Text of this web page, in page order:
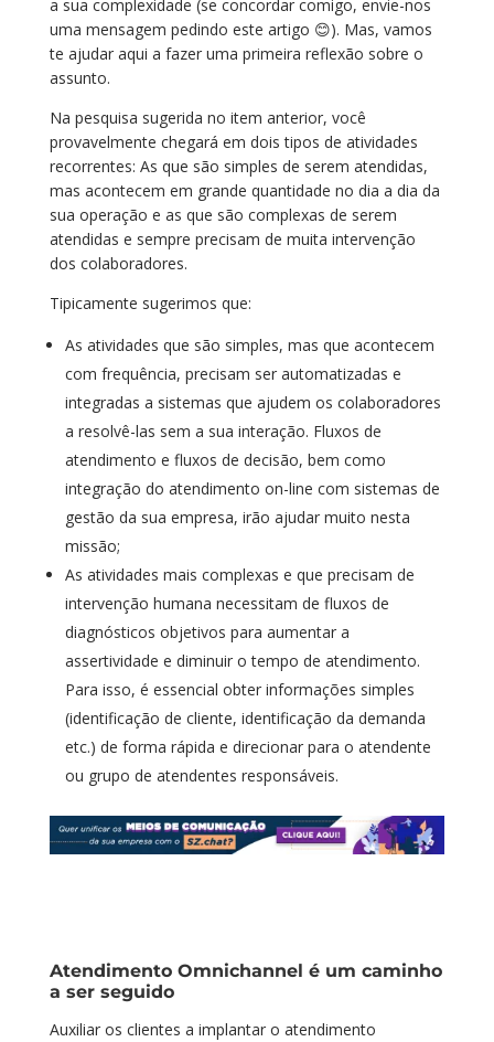
a sua complexidade (se concordar comigo, envie-nos
uma mensagem pedindo este artigo 😊). Mas, vamos
te ajudar aqui a fazer uma primeira reflexão sobre o
assunto.
Na pesquisa sugerida no item anterior, você
provavelmente chegará em dois tipos de atividades
recorrentes: As que são simples de serem atendidas,
mas acontecem em grande quantidade no dia a dia da
sua operação e as que são complexas de serem
atendidas e sempre precisam de muita intervenção
dos colaboradores.
Tipicamente sugerimos que:
As atividades que são simples, mas que acontecem
com frequência, precisam ser automatizadas e
integradas a sistemas que ajudem os colaboradores
a resolvê-las sem a sua interação. Fluxos de
atendimento e fluxos de decisão, bem como
integração do atendimento on-line com sistemas de
gestão da sua empresa, irão ajudar muito nesta
missão;
As atividades mais complexas e que precisam de
intervenção humana necessitam de fluxos de
diagnósticos objetivos para aumentar a
assertividade e diminuir o tempo de atendimento.
Para isso, é essencial obter informações simples
(identificação de cliente, identificação da demanda
etc.) de forma rápida e direcionar para o atendente
ou grupo de atendentes responsáveis.
Atendimento Omnichannel é um caminho
a ser seguido
Auxiliar os clientes a implantar o atendimento